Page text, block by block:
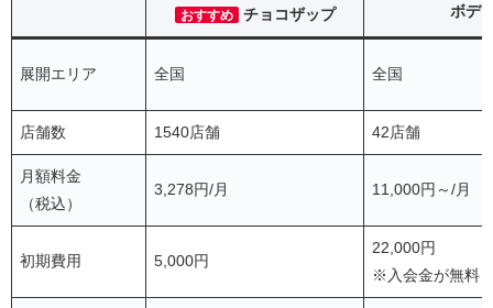
おすすめ チョコザップ ボデ
展開エリア 全国 全国
店舗数 1540店舗 42店舗
月額料金
（税込）
3,278円/月 11,000円～/月
初期費用 5,000円
22,000円
※入会金が無料